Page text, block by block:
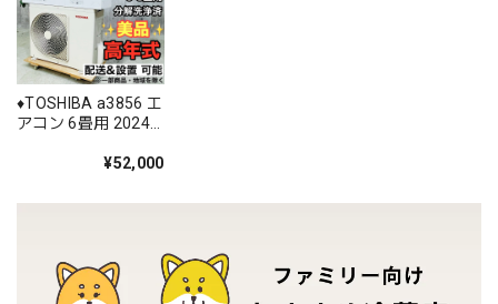
♦️TOSHIBA a3856 エ
アコン 6畳用 2024
¥52,000